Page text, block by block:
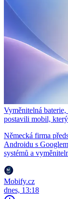
Vyměnitelná
postavili mobil,
Německá firma
Androidu s
systémů a
Mobify.cz
dnes, 13:18